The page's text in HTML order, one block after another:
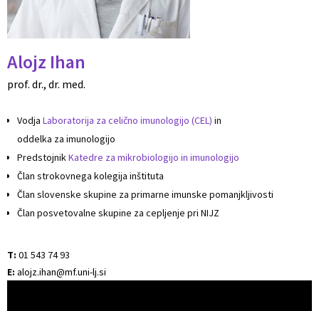
Alojz Ihan
prof. dr., dr. med.
Vodja Laboratorija za celično imunologijo (CEL) in
oddelka za imunologijo
PredstojnikKatedre za mikrobiologijo in imunologijo
Član strokovnega kolegija inštituta
Član slovenske skupine za primarne imunske pomanjkljivosti
Član posvetovalne skupine za cepljenje pri NIJZ
T: 01 543 74 93
E: alojz.ihan@mf.uni-lj.si